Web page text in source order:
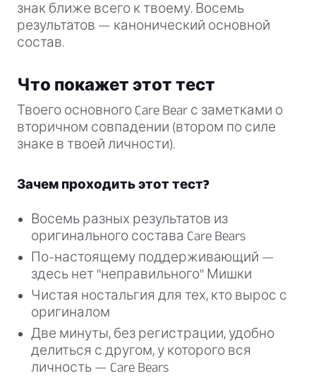
знак ближе всего к твоему. Восемь
результатов — канонический основной
состав.
Что покажет этот тест
Твоего основного Care Bear с заметками о
вторичном совпадении (втором по силе
знаке в твоей личности).
Зачем проходить этот тест?
Восемь разных результатов из
оригинального состава Care Bears
По-настоящему поддерживающий —
здесь нет "неправильного" Мишки
Чистая ностальгия для тех, кто вырос с
оригиналом
Две минуты, без регистрации, удобно
делиться с другом, у которого вся
личность — Care Bears